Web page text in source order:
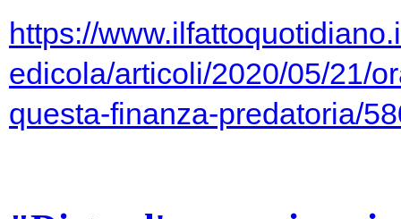
https://
edicola/articoli/2020/05/21/
questa-finanza-predatoria/